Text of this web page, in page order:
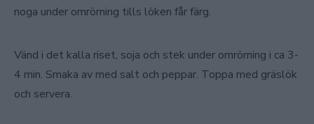
noga under omrörning tills löken får färg.
Vänd i det kalla riset, soja och stek under omrörning i ca 3-
4 min. Smaka av med salt och peppar. Toppa med gräslök
och servera.